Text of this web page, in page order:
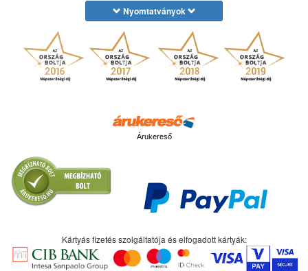
Nyomtatványok
Árukereső
Kártyás fizetés szolgáltatója és elfogadott kártyák: